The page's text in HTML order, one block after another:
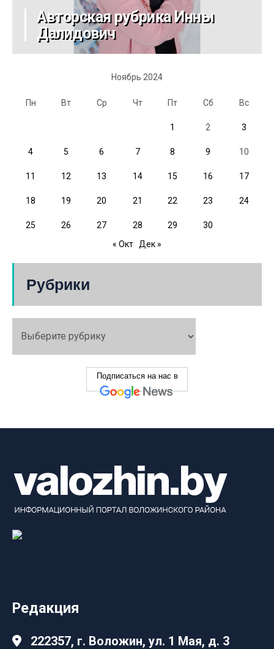
Авторская рубрика Инны
Далидович
Ноябрь 2024
Пн Вт Ср Чт Пт Сб Вс
1 2 3
4 5 6 7 8 9 10
11 12 13 14 15 16 17
18 19 20 21 22 23 24
25 26 27 28 29
30
« Окт
Дек »
Рубрики
Подписаться на нас в
Редакция
222357, г. Воложин, ул. 1 Мая, д. 3